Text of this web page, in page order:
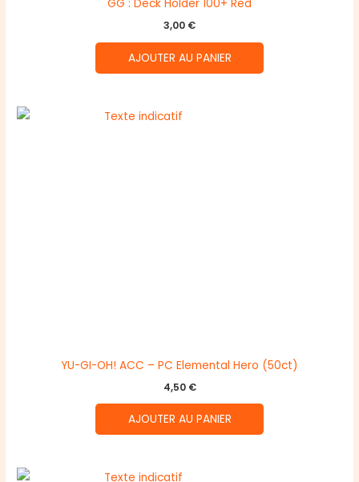
GG : Deck Holder 100+ Red
3,00 €
AJOUTER AU PANIER
YU-GI-OH! ACC – PC Elemental Hero (50ct)
4,50 €
AJOUTER AU PANIER